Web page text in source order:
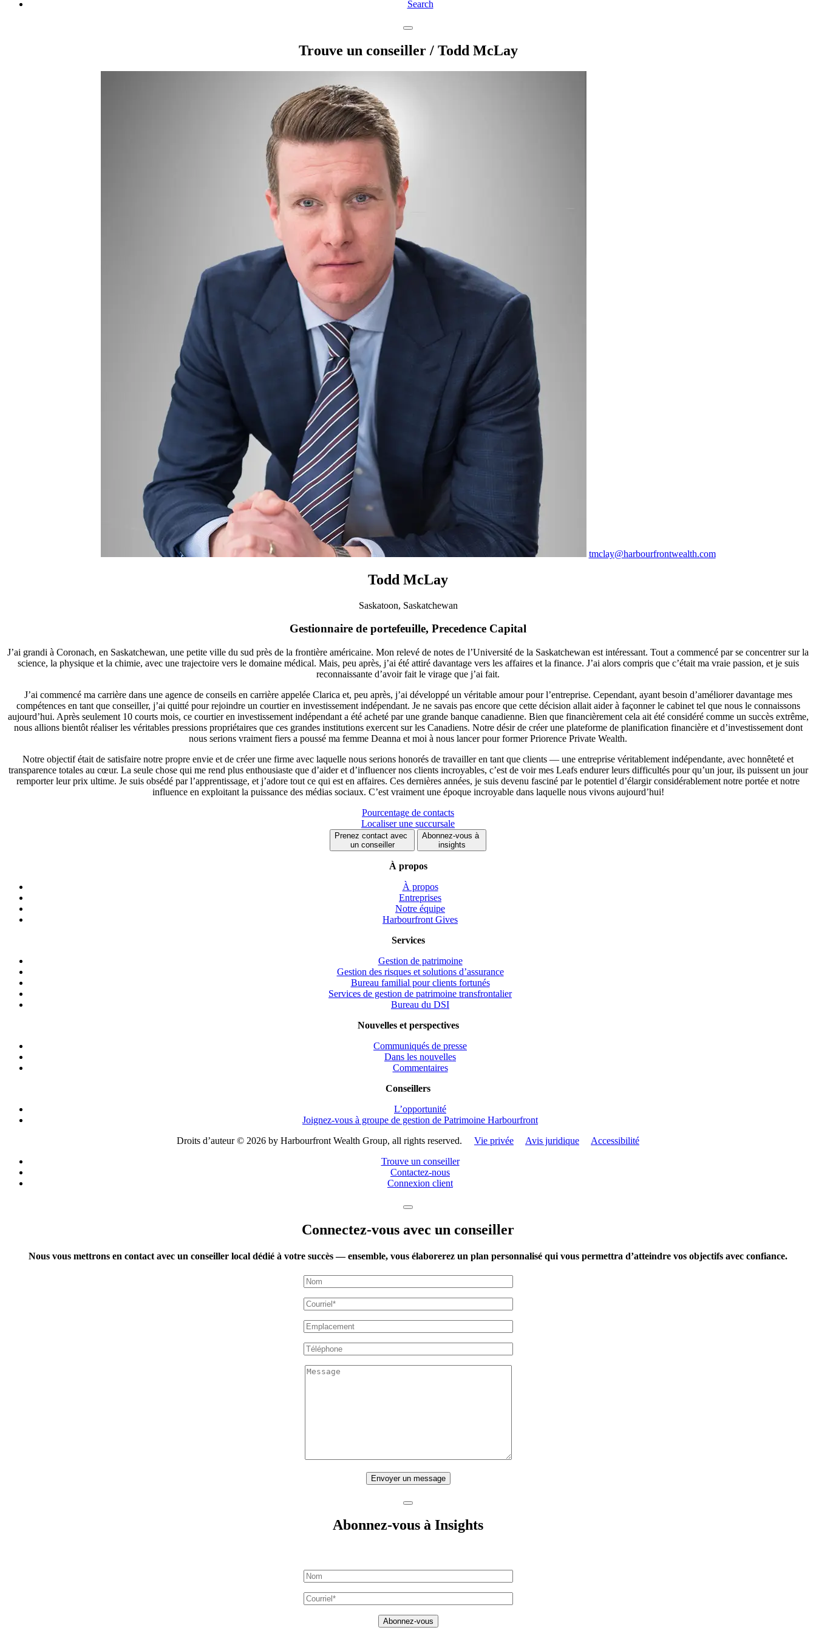
Search
Trouve un conseiller / Todd McLay
tmclay@harbourfrontwealth.com
Todd McLay
Saskatoon, Saskatchewan
Gestionnaire de portefeuille, Precedence Capital
J’ai grandi à Coronach, en Saskatchewan, une petite ville du sud près de la frontière américaine. Mon relevé de notes de l’Université de la Saskatchewan est intéressant. Tout a commencé par se concentrer sur la
science, la physique et la chimie, avec une trajectoire vers le domaine médical. Mais, peu après, j’ai été attiré davantage vers les affaires et la finance. J’ai alors compris que c’était ma vraie passion, et je suis
reconnaissante d’avoir fait le virage que j’ai fait.
J’ai commencé ma carrière dans une agence de conseils en carrière appelée Clarica et, peu après, j’ai développé un véritable amour pour l’entreprise. Cependant, ayant besoin d’améliorer davantage mes
compétences en tant que conseiller, j’ai quitté pour rejoindre un courtier en investissement indépendant. Je ne savais pas encore que cette décision allait aider à façonner le cabinet tel que nous le connaissons
aujourd’hui. Après seulement 10 courts mois, ce courtier en investissement indépendant a été acheté par une grande banque canadienne. Bien que financièrement cela ait été considéré comme un succès extrême,
nous allions bientôt réaliser les véritables pressions propriétaires que ces grandes institutions exercent sur les Canadiens. Notre désir de créer une plateforme de planification financière et d’investissement dont
nous serions vraiment fiers a poussé ma femme Deanna et moi à nous lancer pour former Priorence Private Wealth.
Notre objectif était de satisfaire notre propre envie et de créer une firme avec laquelle nous serions honorés de travailler en tant que clients — une entreprise véritablement indépendante, avec honnêteté et
transparence totales au cœur. La seule chose qui me rend plus enthousiaste que d’aider et d’influencer nos clients incroyables, c’est de voir mes Leafs endurer leurs difficultés pour qu’un jour, ils puissent un jour
remporter leur prix ultime. Je suis obsédé par l’apprentissage, et j’adore tout ce qui est en affaires. Ces dernières années, je suis devenu fasciné par le potentiel d’élargir considérablement notre portée et notre
influence en exploitant la puissance des médias sociaux. C’est vraiment une époque incroyable dans laquelle nous vivons aujourd’hui!
Pourcentage de contacts
Localiser une succursale
Prenez contact avec
un conseiller
Abonnez-vous à
insights
À propos
À propos
Entreprises
Notre équipe
Harbourfront Gives
Services
Gestion de patrimoine
Gestion des risques et solutions d’assurance
Bureau familial pour clients fortunés
Services de gestion de patrimoine transfrontalier
Bureau du DSI
Nouvelles et perspectives
Communiqués de presse
Dans les nouvelles
Commentaires
Conseillers
L’opportunité
Joignez-vous à groupe de gestion de Patrimoine Harbourfront
Droits d’auteur © 2026 by Harbourfront Wealth Group, all rights reserved. Vie privée Avis juridique
Accessibilité
Trouve un conseiller
Contactez-nous
Connexion client
Connectez-vous avec un conseiller
Nous vous mettrons en contact avec un conseiller local dédié à votre succès — ensemble, vous élaborerez un plan personnalisé qui vous permettra d’atteindre vos objectifs avec confiance.
Envoyer un message
Abonnez-vous à Insights
Abonnez-vous